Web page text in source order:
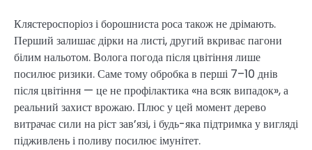
Клястероспоріоз і борошниста роса також не дрімають.
Перший залишає дірки на листі, другий вкриває пагони
білим нальотом. Волога погода після цвітіння лише
посилює ризики. Саме тому обробка в перші 7–10 днів
після цвітіння — це не профілактика «на всяк випадок», а
реальний захист врожаю. Плюс у цей момент дерево
витрачає сили на ріст зав’язі, і будь-яка підтримка у вигляді
підживлень і поливу посилює імунітет.